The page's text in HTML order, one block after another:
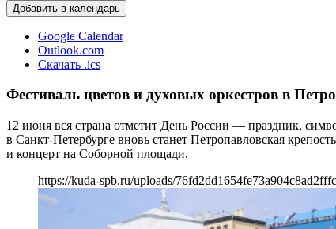
Добавить в календарь
Google Calendar
Outlook.com
Скачать .ics
Фестиваль цветов и духовых оркестров в
12 июня вся страна отметит День России — праздник,
в Санкт-Петербурге вновь станет Петропавловская
и концерт на Соборной площади.
https://kuda-spb.ru/uploads/